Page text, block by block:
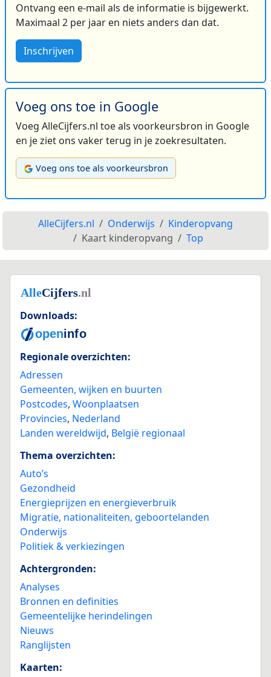
Ontvang een e-mail als de informatie is bijgewerkt.
Maximaal 2 per jaar en niets anders dan dat.
Inschrijven
Voeg ons toe in Google
Voeg AlleCijfers.nl toe als voorkeursbron in Google
en je ziet ons vaker terug in je zoekresultaten.
Voeg ons toe als voorkeursbron
AlleCijfers.nl Onderwijs
Kinderopvang
Kaart kinderopvang
Top
Downloads:
Regionale overzichten:
Adressen
Gemeenten, wijken en buurten
Postcodes, Woonplaatsen
Provincies, Nederland
Landen wereldwijd, België regionaal
Thema overzichten:
Auto’s
Gezondheid
Energieprijzen en energieverbruik
Migratie, nationaliteiten, geboortelanden
Onderwijs
Politiek & verkiezingen
Achtergronden:
Analyses
Bronnen en definities
Gemeentelijke herindelingen
Nieuws
Ranglijsten
Kaarten: